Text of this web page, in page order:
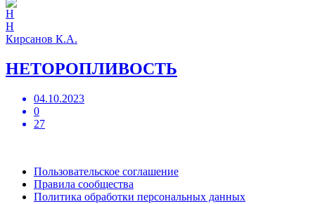
Н
Кирсанов К.А.
НЕТОРОПЛИВОСТЬ
04.10.2023
0
27
Пользовательское соглашение
Правила сообщества
Политика обработки персональных данных